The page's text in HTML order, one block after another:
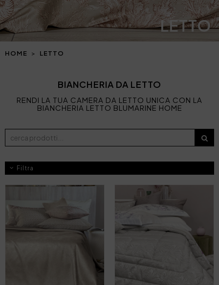
LETTO
HOME LETTO
BIANCHERIA DA LETTO
RENDI LA TUA CAMERA DA LETTO UNICA CON LA
BIANCHERIA LETTO BLUMARINE HOME
Filtra